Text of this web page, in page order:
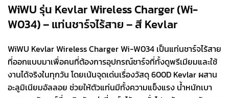
WiWU รุ่น Kevlar Wireless Charger (Wi-
W034) – แท่นชาร์จไร้สาย – สี Kevlar
WiWU Kevlar Wireless Charger Wi-W034 เป็นแท่นชาร์จไร้สาย
ที่ออกแบบมาเพื่อคนที่ต้องการอุปกรณ์ชาร์จที่ทั้งดูพรีเมียมและใช้
งานได้จริงในทุกวัน โดยเน้นจุดเด่นเรื่องวัสดุ 600D Kevlar ผสาน
อะลูมิเนียมอัลลอย ช่วยให้ตัวแท่นมีทั้งความแข็งแรง น้ำหนักเบา